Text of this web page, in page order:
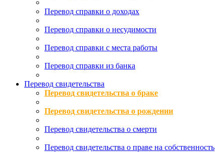
Перевод справки о доходах
Перевод справки о несудимости
Перевод справки с места работы
Перевод справки из банка
Перевод свидетельства
Перевод свидетельства о браке
Перевод свидетельства о рождении
Перевод свидетельства о смерти
Перевод свидетельства о праве на собственность